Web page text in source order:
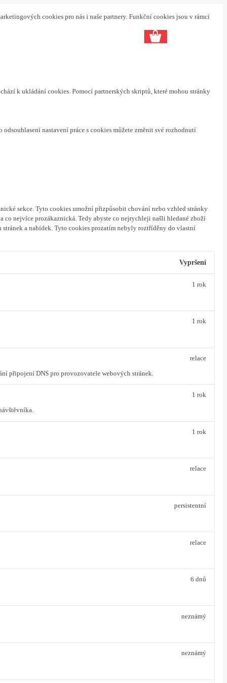
cookies pro nás i naše partnery. Funkční cookies jsou v rámci
k ukládání cookies. Pomocí partnerských skriptů, které mohou stránky
nastavení práce s cookies můžete změnit své rozhodnutí
sekce. Tyto cookies umožní přizpůsobit chování nebo vzhled stránky
nejvíce prozákaznická. Tedy abyste co nejrychleji našli hledané zboží
a nabídek. Tyto cookies prozatím nebyly roztříděny do vlastní
Vypršení
1 rok
1 rok
připojení DNS pro provozovatele webových stránek.
relace
1 rok
1 rok
relace
persistentní
relace
6 dnů
neznámý
neznámý